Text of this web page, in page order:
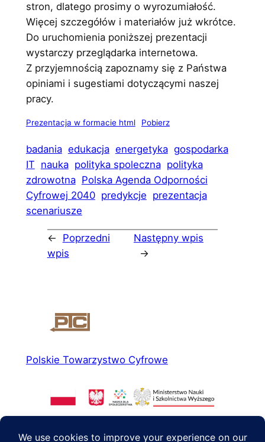
stron, dlatego prosimy o wyrozumiałość.
Więcej szczegółów i materiałów już wkrótce.
Do uruchomienia poniższej prezentacji
wystarczy przeglądarka internetowa.
Z przyjemnością zapoznamy się z Państwa
opiniami i sugestiami dotyczącymi naszej
pracy.
Prezentacja w formacie html Pobierz
badania edukacja energetyka gospodarka
IT nauka polityka spoleczna polityka
zdrowotna Polska Agenda Odporności
Cyfrowej 2040 predykcje prezentacja
scenariusze
←
Poprzedni
wpis
Następny wpis
→
Polskie Towarzystwo Cyfrowe